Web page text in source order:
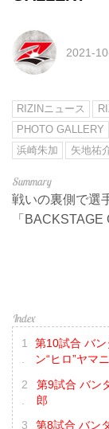
2021-
RIZINニュース
PHOTO GALLERY
浜崎朱加
矢地祐
戦いの裏側で選
「BACKSTAGE
第10試合 バ
ン“ヒロ”ヤマ
第9試合 バン
郎
第8試合 バン